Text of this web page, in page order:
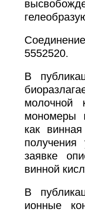
5552520.
В
молочной
мономеры
как
заявке
винной
В
ионные